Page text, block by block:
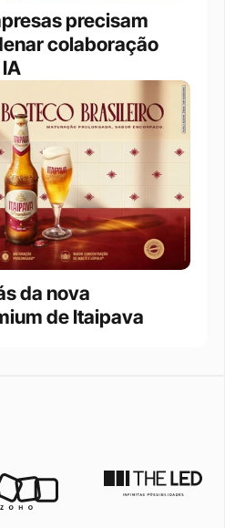
precisam
colaboração
da nova
de Itaipava